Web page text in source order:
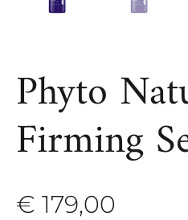
Phyto
Firming
€ 179,00